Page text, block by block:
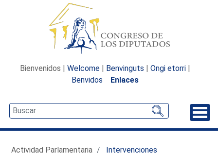
Bienvenidos | Welcome | Benvinguts | Ongi etorri |
Benvidos
Enlaces
Actividad Parlamentaria
Intervenciones